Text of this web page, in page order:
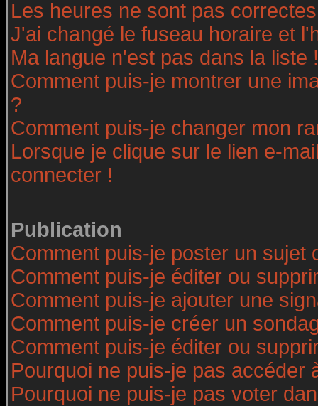
Les heures ne sont pas
J'ai changé le fuseau horaire et
Ma langue n'est pas dans la liste !
Comment puis-je montrer une
?
Comment puis-je changer mon
Lorsque je clique sur le lien e-
connecter !
Publication
Comment puis-je poster un sujet
Comment puis-je éditer ou
Comment puis-je ajouter une
Comment puis-je créer un
Comment puis-je éditer ou
Pourquoi ne puis-je pas accéder
Pourquoi ne puis-je pas voter